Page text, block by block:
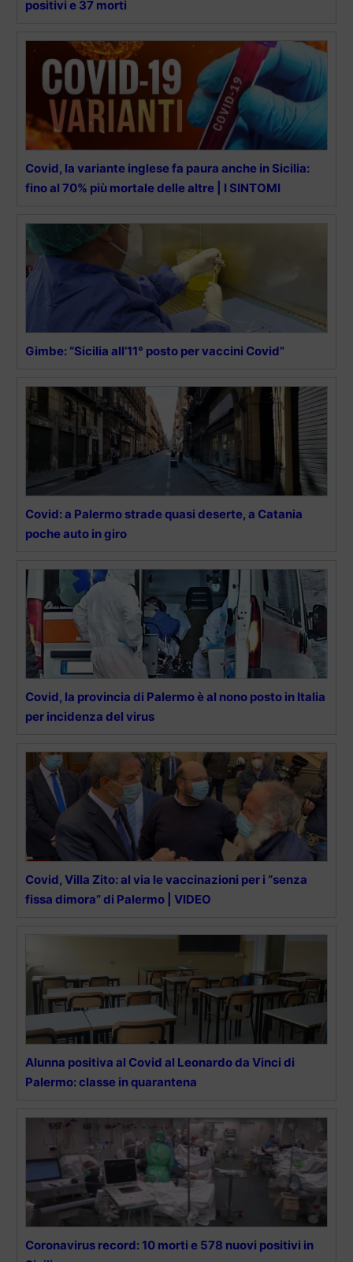
positivi e 37 morti
Covid, la variante inglese fa paura anche in Sicilia:
fino al 70% più mortale delle altre | I SINTOMI
Gimbe: “Sicilia all’11° posto per vaccini Covid”
Covid: a Palermo strade quasi deserte, a Catania
poche auto in giro
Covid, la provincia di Palermo è al nono posto in Italia
per incidenza del virus
Covid, Villa Zito: al via le vaccinazioni per i “senza
fissa dimora” di Palermo | VIDEO
Alunna positiva al Covid al Leonardo da Vinci di
Palermo: classe in quarantena
Coronavirus record: 10 morti e 578 nuovi positivi in